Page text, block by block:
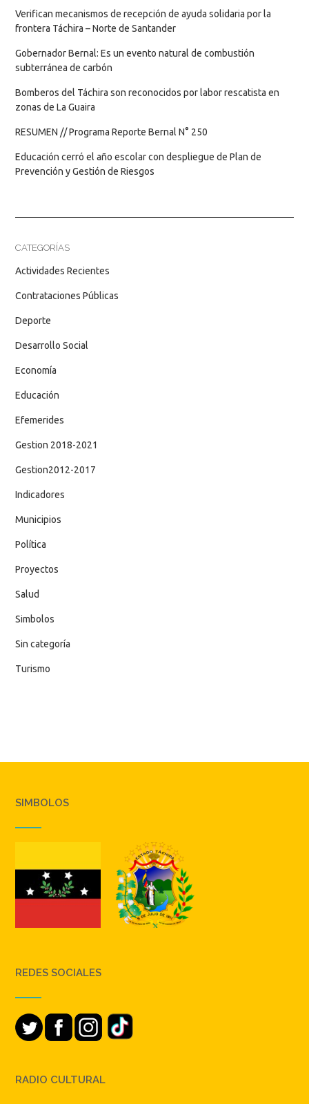
Verifican mecanismos de recepción de ayuda solidaria por la
frontera Táchira – Norte de Santander
Gobernador Bernal: Es un evento natural de combustión
subterránea de carbón
Bomberos del Táchira son reconocidos por labor rescatista en
zonas de La Guaira
RESUMEN // Programa Reporte Bernal N° 250
Educación cerró el año escolar con despliegue de Plan de
Prevención y Gestión de Riesgos
CATEGORÍAS
Actividades Recientes
Contrataciones Públicas
Deporte
Desarrollo Social
Economía
Educación
Efemerides
Gestion 2018-2021
Gestion2012-2017
Indicadores
Municipios
Política
Proyectos
Salud
Simbolos
Sin categoría
Turismo
SIMBOLOS
REDES SOCIALES
RADIO CULTURAL